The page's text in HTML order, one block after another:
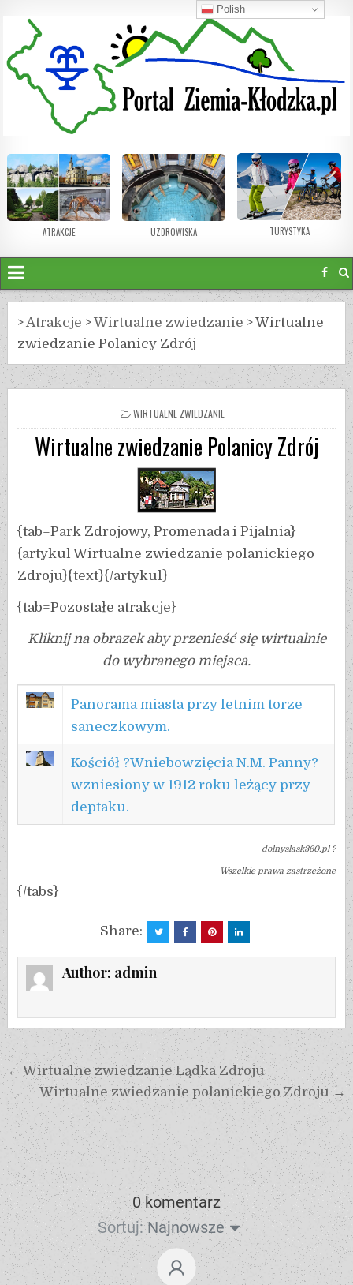
ATRAKCJE UZDROWISKA TURYSTYKA
> Atrakcje >Wirtualne zwiedzanie >Wirtualne
zwiedzanie Polanicy Zdrój
WIRTUALNE ZWIEDZANIE
Wirtualne zwiedzanie Polanicy Zdrój
{tab=Park Zdrojowy, Promenada i Pijalnia}
{artykul Wirtualne zwiedzanie polanickiego
Zdroju}{text}{/artykul}
{tab=Pozostałe atrakcje}
Kliknij na obrazek aby przenieść się wirtualnie
do wybranego miejsca.
Panorama miasta przy letnim torze
saneczkowym.
Kościół ?Wniebowzięcia N.M. Panny?
wzniesiony w 1912 roku leżący przy
deptaku.
dolnyslask360.pl ?
Wszelkie prawa zastrzeżone
{/tabs}
Share:
Author: admin
← Wirtualne zwiedzanie Lądka Zdroju
Wirtualne zwiedzanie polanickiego Zdroju →
0 komentarz
Sortuj: Najnowsze
Polish